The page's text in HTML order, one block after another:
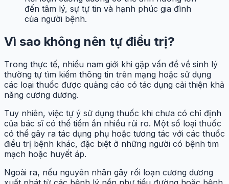
đến tâm lý, sự tự tin và hạnh phúc gia đình
của người bệnh.
Vì sao không nên tự điều trị?
Trong thực tế, nhiều nam giới khi gặp vấn đề về sinh lý
thường tự tìm kiếm thông tin trên mạng hoặc sử dụng
các loại thuốc được quảng cáo có tác dụng cải thiện khả
năng cương dương.
Tuy nhiên, việc tự ý sử dụng thuốc khi chưa có chỉ định
của bác sĩ có thể tiềm ẩn nhiều rủi ro. Một số loại thuốc
có thể gây ra tác dụng phụ hoặc tương tác với các thuốc
điều trị bệnh khác, đặc biệt ở những người có bệnh tim
mạch hoặc huyết áp.
Ngoài ra, nếu nguyên nhân gây rối loạn cương dương